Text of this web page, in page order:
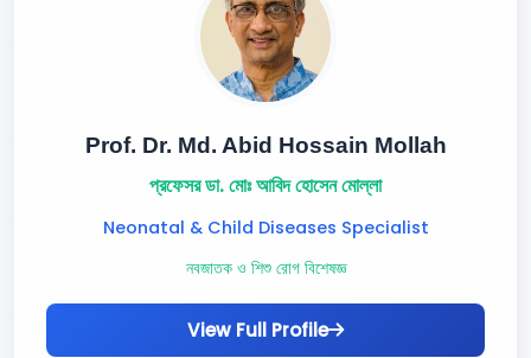
Prof. Dr. Md. Abid Hossain Mollah
প্রফেসর ডা. মোঃ আবিদ হোসেন মোল্লা
Neonatal & Child Diseases Specialist
নবজাতক ও শিশু রোগ বিশেষজ্ঞ
View Full Profile